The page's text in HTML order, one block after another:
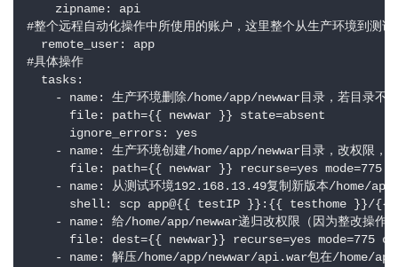
zipname: api
#整个远程自动化操作中所使用的账户，这里整个从生产环境到测
remote_user: app
#具体操作
tasks:
- name: 生产环境删除/home/app/newwar目录，若目录不存
file: path={{ newwar }} state=absent
ignore_errors: yes
- name: 生产环境创建/home/app/newwar目录，改权限，
file: path={{ newwar }} recurse=yes mode=775
- name: 从测试环境192.168.13.49复制新版本/home/app/
shell: scp app@{{ testIP }}:{{ testhome }}/{{
- name: 给/home/app/newwar递归改权限（因为整改操作都
file: dest={{ newwar}} recurse=yes mode=775
- name: 解压/home/app/newwar/api.war包在/home/